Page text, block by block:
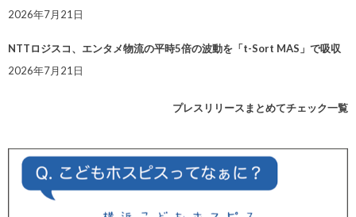
2026年7月21日
NTTロジスコ、エンタメ物流の平時5倍の波動を「t-Sort MAS」で吸収
2026年7月21日
プレスリリースまとめてチェック一覧